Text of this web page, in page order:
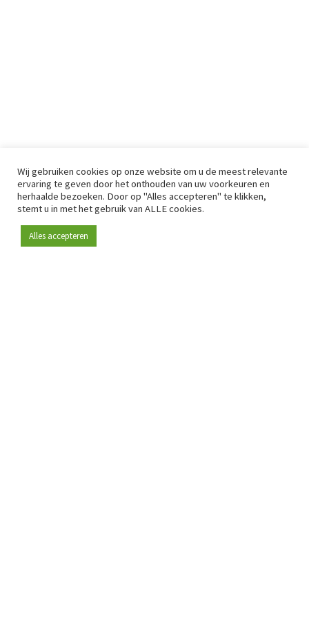
Wij gebruiken cookies op onze website om u de meest relevante
ervaring te geven door het onthouden van uw voorkeuren en
herhaalde bezoeken. Door op "Alles accepteren" te klikken,
stemt u in met het gebruik van ALLE cookies.
Alles accepteren